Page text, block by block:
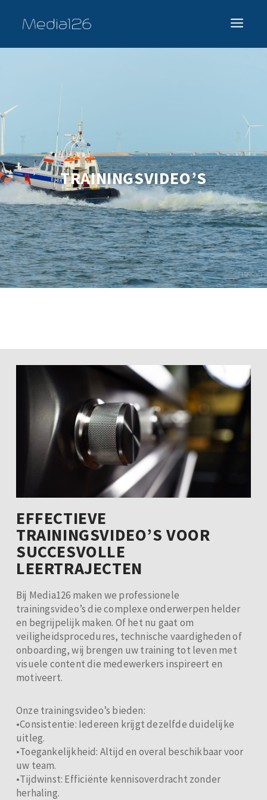
TRAININGSVIDEO’S
EFFECTIEVE
TRAININGSVIDEO’S VOOR
SUCCESVOLLE
LEERTRAJECTEN​
Bij Media126 maken we professionele
trainingsvideo’s die complexe onderwerpen helder
en begrijpelijk maken. Of het nu gaat om
veiligheidsprocedures, technische vaardigheden of
onboarding, wij brengen uw training tot leven met
visuele content die medewerkers inspireert en
motiveert.
Onze trainingsvideo’s bieden:
•Consistentie: Iedereen krijgt dezelfde duidelijke
uitleg.
•Toegankelijkheid: Altijd en overal beschikbaar voor
uw team.
•Tijdwinst: Efficiënte kennisoverdracht zonder
herhaling.